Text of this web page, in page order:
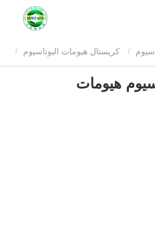
كريستال هيومات البوتاسيوم
هيومات